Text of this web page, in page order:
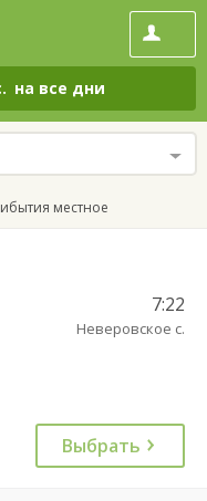
на все дни
местное
7:22
Неверовское с.
Выбрать